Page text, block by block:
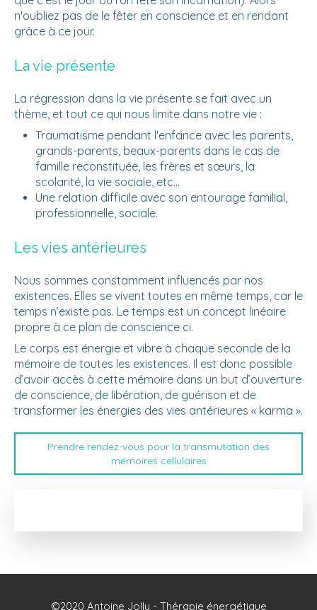
n'oubliez pas de le fêter en conscience et en rendant
grâce à ce jour.
La vie présente
La régression dans la vie présente se fait avec un
thème, et tout ce qui nous limite dans notre vie :
Traumatisme pendant l'enfance avec les parents,
grands-parents, beaux-parents dans le cas de
famille reconstituée, les frères et sœurs, la
scolarité, la vie sociale, etc...
Une relation difficile avec son entourage familial,
professionnelle, sociale.
Les vies antérieures
Nous sommes constamment influencés par nos
existences. Elles se vivent toutes en même temps, car le
temps n’existe pas. Le temps est un concept linéaire
propre à ce plan de conscience ci.
Le corps est énergie et vibre à chaque seconde de la
mémoire de toutes les existences. Il est donc possible
d’avoir accès à cette mémoire dans un but d’ouverture
de conscience, de libération, de guérison et de
transformer les énergies des vies antérieures « karma ».
Prendre rendez-vous pour la transmutation des
mémoires cellulaires
©2020 Antoine Jolly - Thérapie énergétique